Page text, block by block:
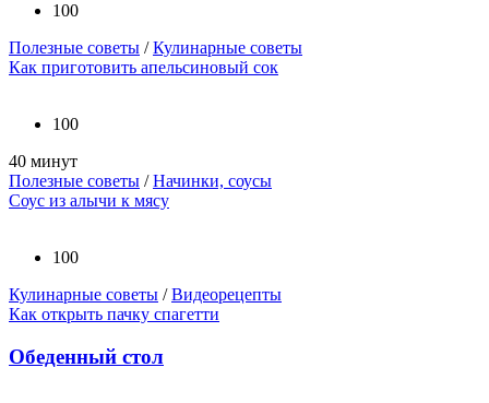
100
Полезные советы /Кулинарные советы
Как приготовить апельсиновый сок
100
40 минут
Полезные советы /Начинки, соусы
Соус из алычи к мясу
100
Кулинарные советы /Видеорецепты
Как открыть пачку спагетти
Обеденный стол